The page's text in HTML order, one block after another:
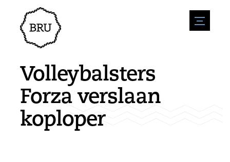
menu
Agenda
Evenement aanmelden
Overnachting
Winkels
Natuur en water
Sport
Bezienswaardigheden
Bereikbaarheid
Parkeren
Leefomgeving
Ondernemen
Vacatures
Volleybalsters
Forza verslaan
koploper